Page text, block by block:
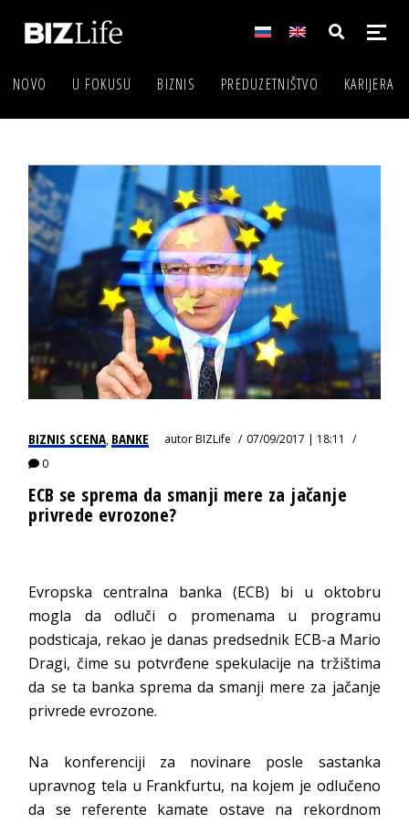
NOVO U FOKUSU BIZNIS PREDUZETNIŠTVO KARIJERA
BIZNIS SCENA, BANKE autorBIZLife
07/09/2017 | 18:11
0
ECB se sprema da smanji mere za jačanje
privrede evrozone?
Evropska centralna banka (ECB) bi u oktobru
mogla da odluči o promenama u programu
podsticaja, rekao je danas predsednik ECB-a Mario
Dragi, čime su potvrđene spekulacije na tržištima
da se ta banka sprema da smanji mere za jačanje
privrede evrozone.
Na konferenciji za novinare posle sastanka
upravnog tela u Frankfurtu, na kojem je odlučeno
da se referente kamate ostave na rekordnom